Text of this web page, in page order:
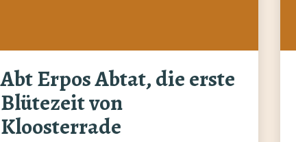
Abt Erpos Abtat, die erste
Blütezeit von
Kloosterrade